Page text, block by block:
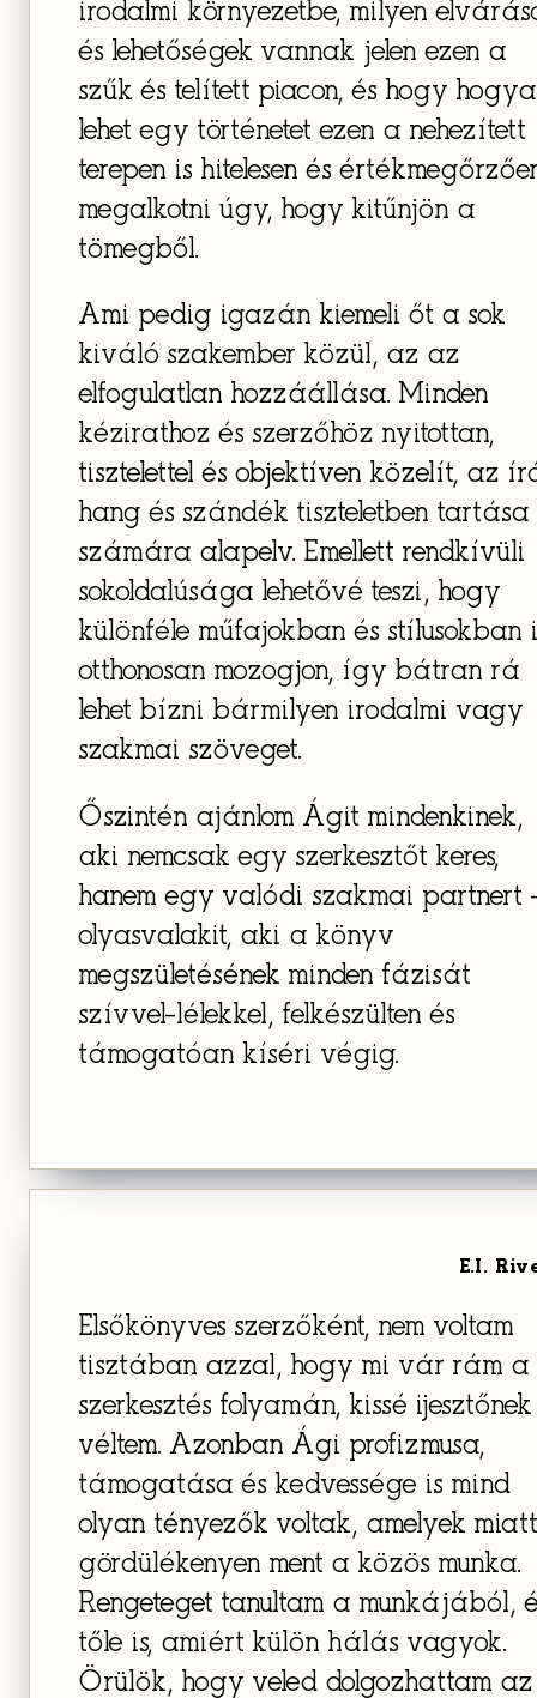
irodalmi környezetbe, milyen
és lehetőségek vannak jelen ezen a
szűk és telített piacon, és hogy
lehet egy történetet ezen a nehezített
terepen is hitelesen és
megalkotni úgy, hogy kitűnjön a
tömegből.
Ami pedig igazán kiemeli őt a sok
kiváló szakember közül, az az
elfogulatlan hozzáállása. Minden
kézirathoz és szerzőhöz nyitottan,
tisztelettel és objektíven közelít, az
hang és szándék tiszteletben tartása
számára alapelv. Emellett rendkívüli
sokoldalúsága lehetővé teszi, hogy
különféle műfajokban és stílusokban
otthonosan mozogjon, így bátran rá
lehet bízni bármilyen irodalmi vagy
szakmai szöveget.
Őszintén ajánlom Ágit mindenkinek,
aki nemcsak egy szerkesztőt keres,
hanem egy valódi szakmai partnert
olyasvalakit, aki a könyv
megszületésének minden fázisát
szívvel-lélekkel, felkészülten és
támogatóan kíséri végig.
E.I.
Elsőkönyves szerzőként, nem voltam
tisztában azzal, hogy mi vár rám a
szerkesztés folyamán, kissé
véltem. Azonban Ági profizmusa,
támogatása és kedvessége is mind
olyan tényezők voltak, amelyek miatt
gördülékenyen ment a közös munka.
Rengeteget tanultam a munkájából,
tőle is, amiért külön hálás vagyok.
Örülök, hogy veled dolgozhattam az